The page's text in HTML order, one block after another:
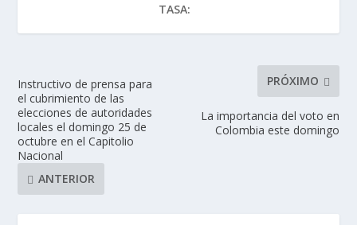
TASA:
Instructivo de prensa para
el cubrimiento de las
elecciones de autoridades
locales el domingo 25 de
octubre en el Capitolio
Nacional
ANTERIOR
PRÓXIMO
La importancia del voto en
Colombia este domingo